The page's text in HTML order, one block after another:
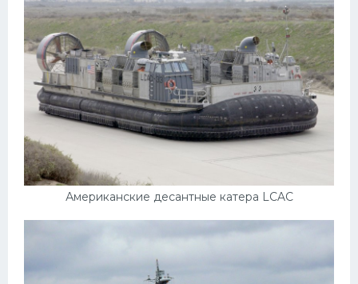
Американские десантные катера LCAC